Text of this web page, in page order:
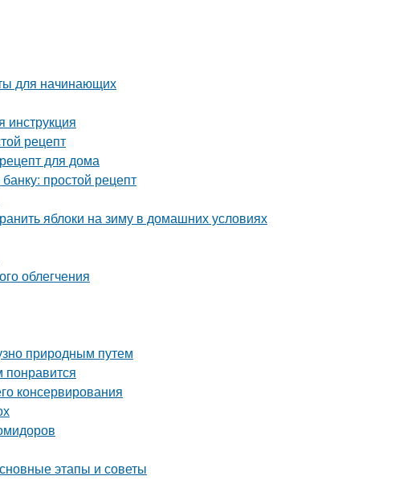
для начинающих
инструкция
рецепт
для дома
простой рецепт
яблоки на зиму в домашних условиях
облегчения
природным путем
консервирования
этапы и советы